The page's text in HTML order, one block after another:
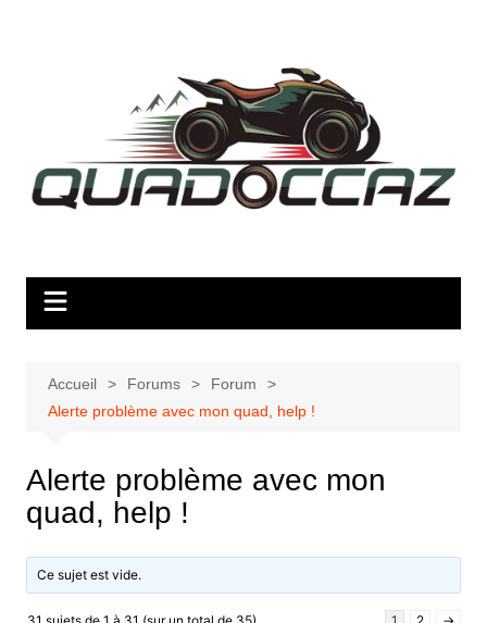
Accueil Forums
Forum
Alerte problème avec mon quad, help !
Alerte problème avec mon
quad, help !
Ce sujet est vide.